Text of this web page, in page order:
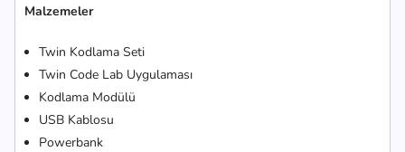
Malzemeler
Twin Kodlama Seti
Twin Code Lab Uygulaması
Kodlama Modülü
USB Kablosu
Powerbank